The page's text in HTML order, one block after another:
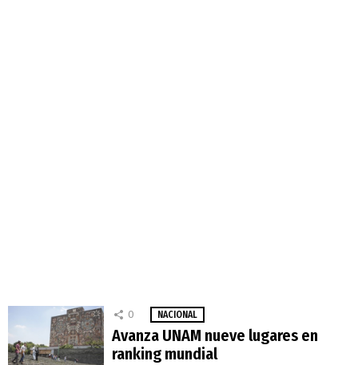
0 NACIONAL
Avanza UNAM nueve lugares en
ranking mundial